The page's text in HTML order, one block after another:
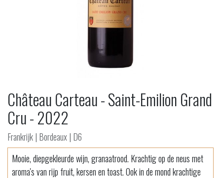
Château Carteau - Saint-Emilion Grand
Cru - 2022
Frankrijk | Bordeaux | D6
Mooie, diepgekleurde wijn, granaatrood. Krachtig op de neus met
aroma's van rijp fruit, kersen en toast. Ook in de mond krachtige